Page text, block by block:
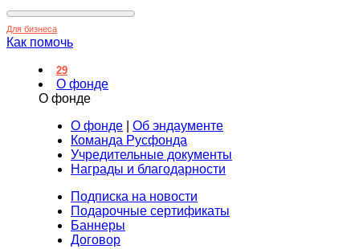
Для бизнеса
Как помочь
29
О фонде
О фонде
О фонде
Об эндаументе
Команда Русфонда
Учредительные документы
Награды и благодарности
Подписка на новости
Подарочные сертификаты
Баннеры
Договор